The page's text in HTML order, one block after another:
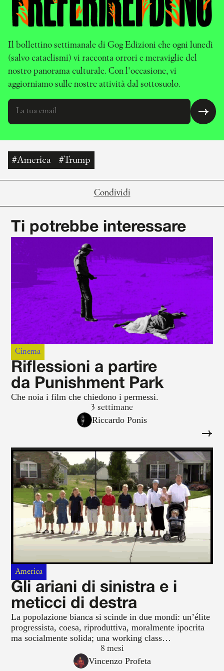
Il bollettino settimanale di Gog Edizioni che ogni lunedì
(salvo cataclismi) vi racconta orrori e meraviglie del
nostro panorama culturale. Con l'occasione, vi
aggiorniamo sulle nostre attività dal sottosuolo.
#America #Trump
Condividi
Ti potrebbe interessare
Cinema
Riflessioni a partire
da Punishment Park
Che noia i film che chiedono i permessi.
3 settimane
Riccardo Ponis
America
Gli ariani di sinistra e i
meticci di destra
La popolazione bianca si scinde in due mondi: un’élite
progressista, coesa, riproduttiva, moralmente ipocrita
ma socialmente solida; una working class
conservatrice, divorzista, rancorosa, senza valori né
coesione, arrivista al punto da tradire i propri stessi
8 mesi
Vincenzo Profeta